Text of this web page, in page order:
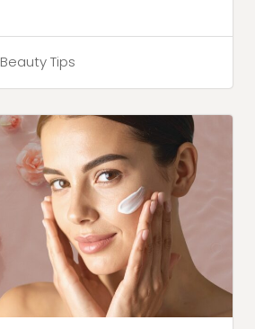
Beauty Tips